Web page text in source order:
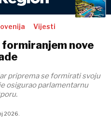
Vijesti
formiranjem nove
priprema se formirati svoju
osigurao parlamentarnu
2026.